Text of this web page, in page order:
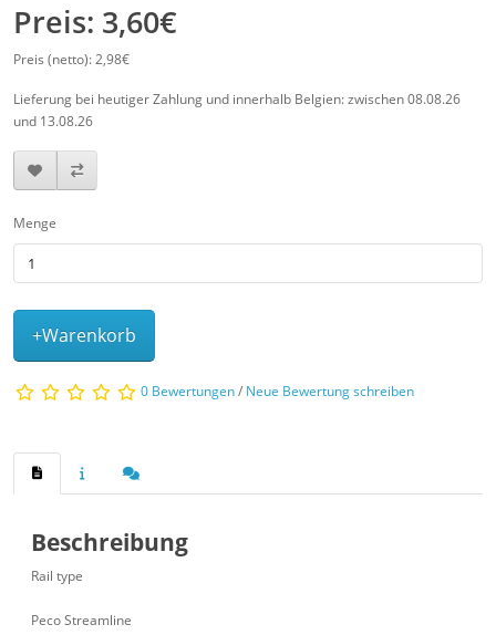
Preis: 3,60€
Preis (netto): 2,98€
Lieferung bei heutiger Zahlung und innerhalb Belgien: zwischen 08.08.26
und 13.08.26
Menge
+Warenkorb
0 Bewertungen/ Neue Bewertung schreiben
Beschreibung
Rail type
Peco Streamline